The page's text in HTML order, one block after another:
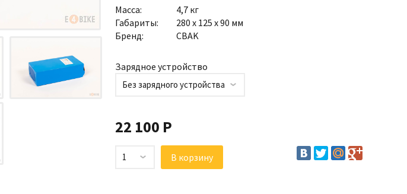
Масса:
4,7 кг
Габариты:
280 х 125 х 90 мм
Бренд:
CBAK
Зарядное устройство
Без зарядного устройства
22 100 Р
1